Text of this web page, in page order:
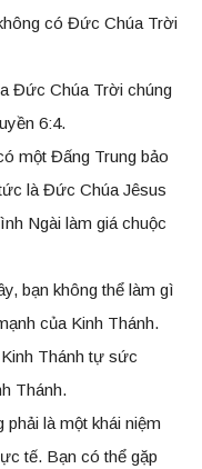
có Đức Chúa Trời
Đức Chúa Trời chúng
6:4.
một Đấng Trung bảo
là Đức Chúa Jêsus
Ngài làm giá chuộc
bạn không thể làm gì
của Kinh Thánh.
Thánh tự sức
Thánh.
là một khái niệm
tế. Bạn có thể gặp